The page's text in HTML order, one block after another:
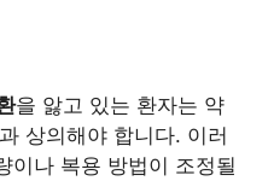
을 앓고 있는 환자는 약
상의해야 합니다. 이러
이나 복용 방법이 조정될